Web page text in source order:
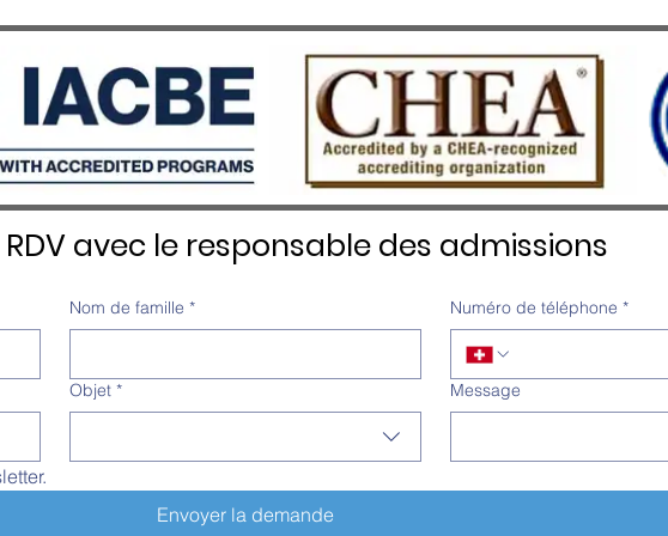
Diplômes 2025 - Une soirée
d’excellence et d’émotion au
Château d’Aïre
prestigieuse
5 Étoiles Overall
avec le responsable des admissions
Nom de famille * Numéro de téléphone *
Objet * Message
Envoyer la demande